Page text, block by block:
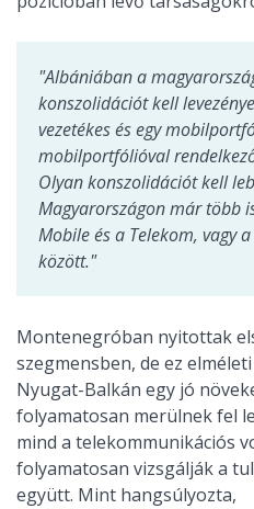
"Albániában a
konszolidációt kell
vezetékes és egy
mobilportfólióval
Olyan konszolidációt kell
Magyarországon már több
Mobile és a Telekom, vagy
között."
Montenegróban nyitottak
szegmensben, de ez
Nyugat-Balkán egy jó
folyamatosan merülnek fel
mind a telekommunikációs
folyamatosan vizsgálják a
együtt. Mint hangsúlyozta,